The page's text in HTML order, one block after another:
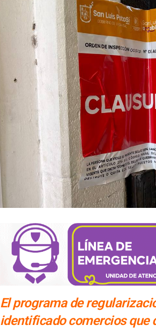
El programa de
identificado comercios que